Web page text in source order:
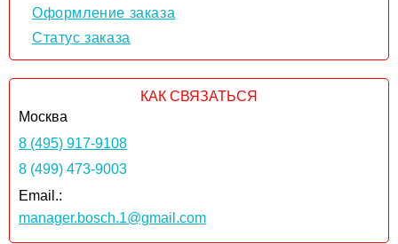
Оформление заказа
Статус заказа
КАК СВЯЗАТЬСЯ
Москва
8 (495) 917-9108
8 (499) 473-9003
Email.:
manager.bosch.1@gmail.com